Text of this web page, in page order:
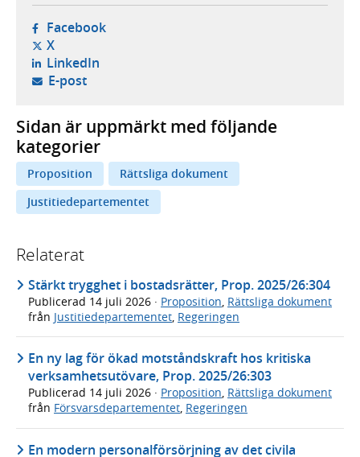
Facebook- öppnas i ny flik, extern webbplats,
X- öppnas i ny flik, extern webbplats,
LinkedIn- öppnas i ny flik, extern webbplats,
E-post- öppnar din e-postklient,
Sidan är uppmärkt med följande
kategorier
Proposition
Rättsliga dokument
Justitiedepartementet
Relaterat
Stärkt trygghet i bostadsrätter, Prop. 2025/26:304
Publicerad 14 juli 2026 · Proposition Rättsliga dokument
från Justitiedepartementet Regeringen
En ny lag för ökad motståndskraft hos kritiska
verksamhetsutövare, Prop. 2025/26:303
Publicerad 14 juli 2026 · Proposition, Rättsliga dokument
från Försvarsdepartementet, Regeringen
En modern personalförsörjning av det civila